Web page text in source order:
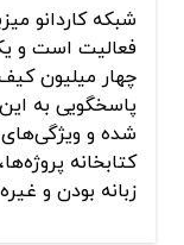
شبکه کاردانو
فعالیت است و
چهار میلیون
پاسخگویی به
شده و
کتابخانه
زبانه بودن و